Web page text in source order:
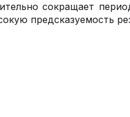
сокращает
предсказуемость